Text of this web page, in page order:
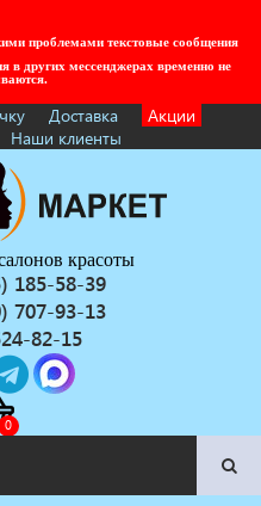
проблемами текстовые сообщения
в других мессенджерах временно не
Доставка
Акции
Наши клиенты
красоты
185-58-39
707-93-13
82-15